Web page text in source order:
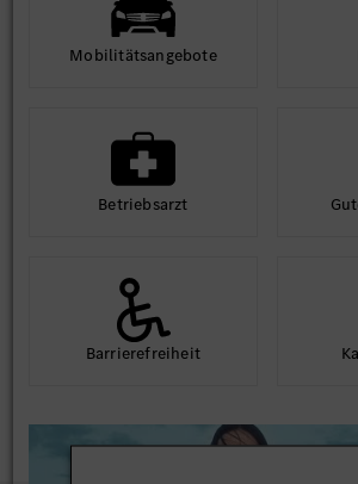
Mobilitäts­angebote
Betriebs­arzt
Barriere­frei­heit